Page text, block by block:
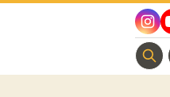
instagram
مسيحية